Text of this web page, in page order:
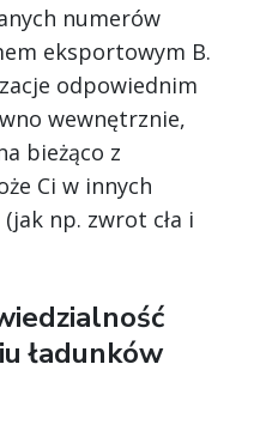
numerów
eksportowym B.
odpowiednim
wewnętrznie,
bieżąco z
Ci w innych
np. zwrot cła i
ładunków